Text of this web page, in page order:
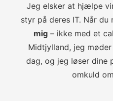
Jeg elsker at hjælpe
styr på deres IT. Når
mig– ikke med et
Midtjylland, jeg
dag, og jeg løser dine
omkuld